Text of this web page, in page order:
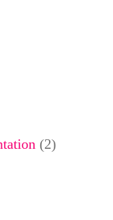
(2)